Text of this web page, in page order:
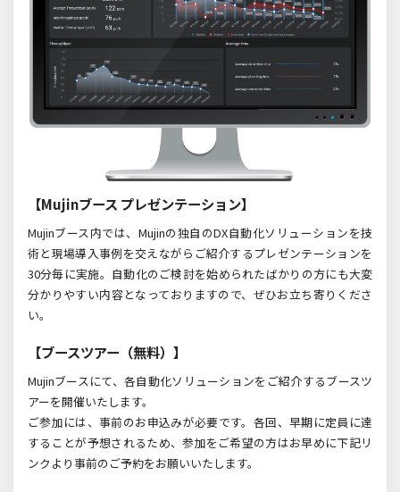
【Mujinブース プレゼンテーション】
Mujinブース内では、Mujinの独自のDX自動化ソリューションを技
術と現場導入事例を交えながらご紹介するプレゼンテーションを
30分毎に実施。自動化のご検討を始められたばかりの方にも大変
分かりやすい内容となっておりますので、ぜひお立ち寄りくださ
い。
【ブースツアー（無料）】
Mujinブースにて、各自動化ソリューションをご紹介するブースツ
アーを開催いたします。
ご参加には、事前のお申込みが必要です。各回、早期に定員に達
することが予想されるため、参加をご希望の方はお早めに下記リ
ンクより事前のご予約をお願いいたします。